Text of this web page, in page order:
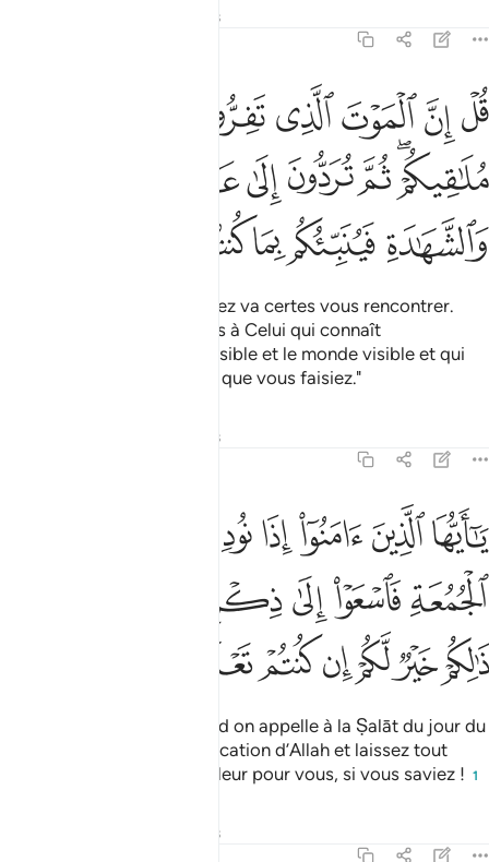
Réflexions
قل ان الموت الذي تفرون منه فانه ملاقيكم ثم تردون الى عالم الغيب
قُلْ إِنَّ ٱلْمَوْتَ ٱلَّذِى تَفِرُّونَ مِنْهُ فَإِنَّهُۥ مُلَـٰقِيكُمْ ۖ ثُمَّ تُرَدُّونَ إِلَىٰ عَـٰلِمِ
ﲱﲲﲳﲴﲵ
ﲸﲹﲺﲻﲼﲽ
ﲿﳀﳁﳂ
Dis : "La mort que vous fuyez va certes vous rencontrer.
Ensuite vous serez ramenés à Celui qui connaît
parfaitement le monde Invisible et le monde visible et qui
vous informera alors de ce que vous faisiez."
Réflexions
يا ايها الذين امنوا اذا نودي للصلاة من يوم الجمعة فاسعوا الى ذكر
يَـٰٓأَيُّهَا ٱلَّذِينَ ءَامَنُوٓا۟ إِذَا نُودِىَ لِلصَّلَوٰةِ مِن يَوْمِ ٱلْجُمُعَةِ فَٱسْعَوْا۟
ﱁﱂﱃﱄﱅ
ﱉﱊﱋﱌ
ﱑﱒﱓﱔ ﱕﱖ
Ô vous qui avez cru ! Quand on appelle à la Ṣalāt du jour du
Vendredi, accourez à l’invocation d’Allah et laissez tout
négoce . Cela est bien meilleur pour vous, si vous saviez ! 1
Réflexions